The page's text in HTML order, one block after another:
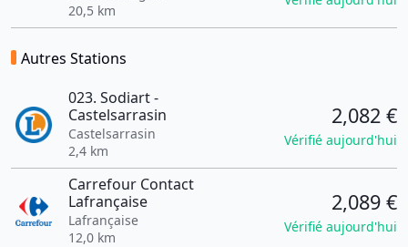
20,5 km
Autres Stations
023. Sodiart -
Castelsarrasin
Castelsarrasin
2,4 km
2,082 €
Vérifié aujourd'hui
Carrefour Contact
Lafrançaise
Lafrançaise
12,0 km
2,089 €
Vérifié aujourd'hui